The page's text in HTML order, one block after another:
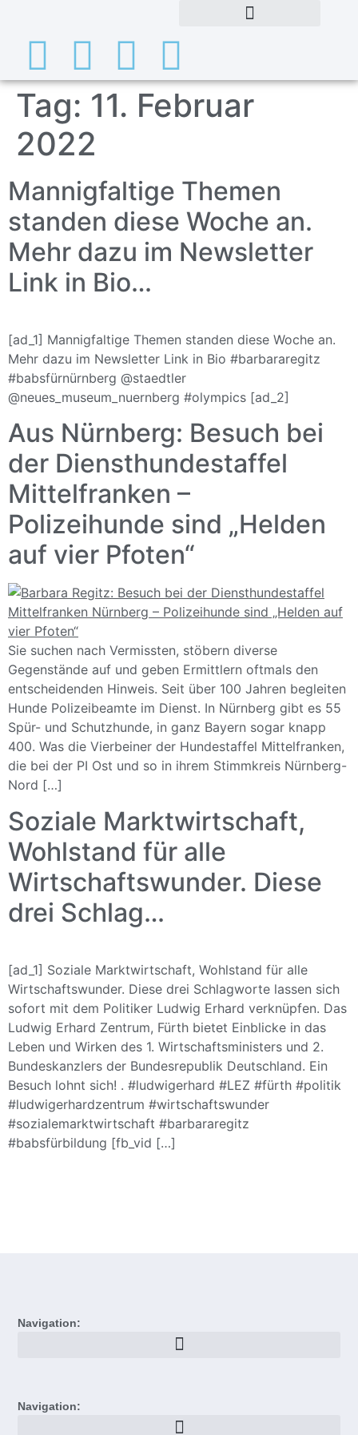
Tag: 11. Februar
2022
Mannigfaltige Themen
standen diese Woche an.
Mehr dazu im Newsletter
Link in Bio…
[ad_1] Mannigfaltige Themen standen diese Woche an.
Mehr dazu im Newsletter Link in Bio #barbararegitz
#babsfürnürnberg @staedtler
@neues_museum_nuernberg #olympics [ad_2]
Aus Nürnberg: Besuch bei
der Diensthundestaffel
Mittelfranken –
Polizeihunde sind „Helden
auf vier Pfoten“
Sie suchen nach Vermissten, stöbern diverse
Gegenstände auf und geben Ermittlern oftmals den
entscheidenden Hinweis. Seit über 100 Jahren begleiten
Hunde Polizeibeamte im Dienst. In Nürnberg gibt es 55
Spür- und Schutzhunde, in ganz Bayern sogar knapp
400. Was die Vierbeiner der Hundestaffel Mittelfranken,
die bei der PI Ost und so in ihrem Stimmkreis Nürnberg-
Nord […]
Soziale Marktwirtschaft,
Wohlstand für alle
Wirtschaftswunder. Diese
drei Schlag…
[ad_1] Soziale Marktwirtschaft, Wohlstand für alle
Wirtschaftswunder. Diese drei Schlagworte lassen sich
sofort mit dem Politiker Ludwig Erhard verknüpfen. Das
Ludwig Erhard Zentrum, Fürth bietet Einblicke in das
Leben und Wirken des 1. Wirtschaftsministers und 2.
Bundeskanzlers der Bundesrepublik Deutschland. Ein
Besuch lohnt sich! . #ludwigerhard #LEZ #fürth #politik
#ludwigerhardzentrum #wirtschaftswunder
#sozialemarktwirtschaft #barbararegitz
#babsfürbildung [fb_vid […]
Navigation:
Navigation: